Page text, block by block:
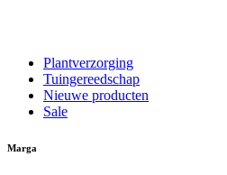
Plantverzorging
Tuingereedschap
Nieuwe producten
Sale
Marga